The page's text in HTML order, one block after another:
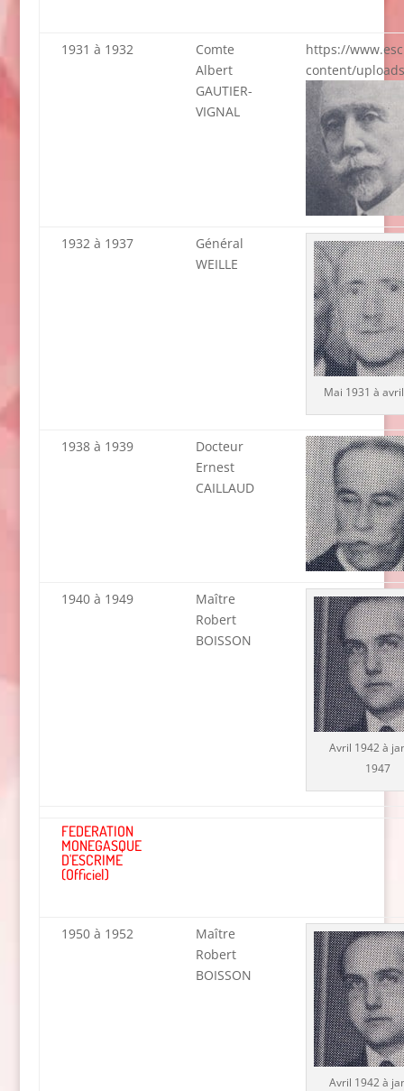
1931 à 1932
Comte
Albert
GAUTIER-
VIGNAL
https://
content/
1932 à 1937
Général
WEILLE
Mai 1931 à
1938 à 1939
Docteur
Ernest
CAILLAUD
1940 à 1949
Maître
Robert
BOISSON
Avril 1942 à
1947
FEDERATION
MONEGASQUE
D'ESCRIME
(Officiel)
1950 à 1952
Maître
Robert
BOISSON
Avril 1942 à